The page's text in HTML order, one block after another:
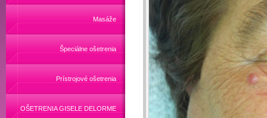
Masáže
Špeciálne ošetrenia
Prístrojové ošetrenia
OŠETRENIA GISELE DELORME